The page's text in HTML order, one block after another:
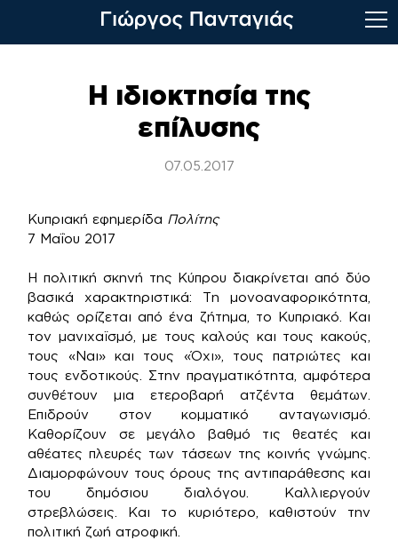
Η ιδιοκτησία της
επίλυσης
07.05.2017
Κυπριακή εφημερίδα Πολίτης
7 Μαΐου 2017
H πολιτική σκηνή της Κύπρου διακρίνεται από δύο
βασικά χαρακτηριστικά: Τη μονοαναφορικότητα,
καθώς ορίζεται από ένα ζήτημα, το Κυπριακό. Και
τον μανιχαϊσμό, με τους καλούς και τους κακούς,
τους «Ναι» και τους «Όχι», τους πατριώτες και
τους ενδοτικούς. Στην πραγματικότητα, αμφότερα
συνθέτουν μια ετεροβαρή ατζέντα θεμάτων.
Επιδρούν στον κομματικό ανταγωνισμό.
Καθορίζουν σε μεγάλο βαθμό τις θεατές και
αθέατες πλευρές των τάσεων της κοινής γνώμης.
Διαμορφώνουν τους όρους της αντιπαράθεσης και
του δημόσιου διαλόγου. Καλλιεργούν
στρεβλώσεις. Και το κυριότερο, καθιστούν την
πολιτική ζωή ατροφική.